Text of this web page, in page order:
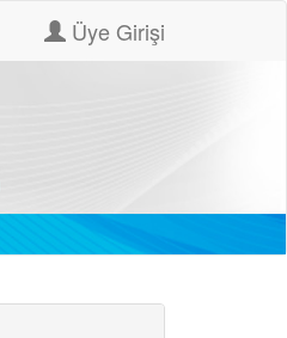
Üye Girişi